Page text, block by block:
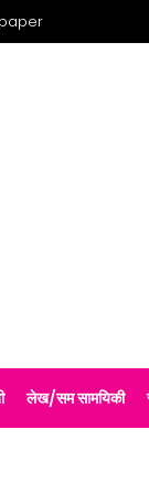
लेख/सम सामयिकी